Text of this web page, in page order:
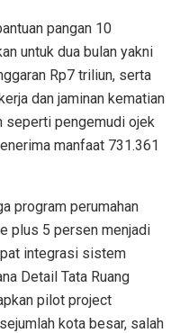
pangan 10
untuk dua bulan yakni
Rp7 triliun, serta
dan jaminan kematian
seperti pengemudi ojek
manfaat 731.361
program perumahan
plus 5 persen menjadi
integrasi sistem
Detail Tata Ruang
pilot project
kota besar, salah